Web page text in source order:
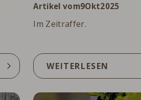
Im Zeitraffer.
WEITERLESEN
Artikel vom9Okt.2025